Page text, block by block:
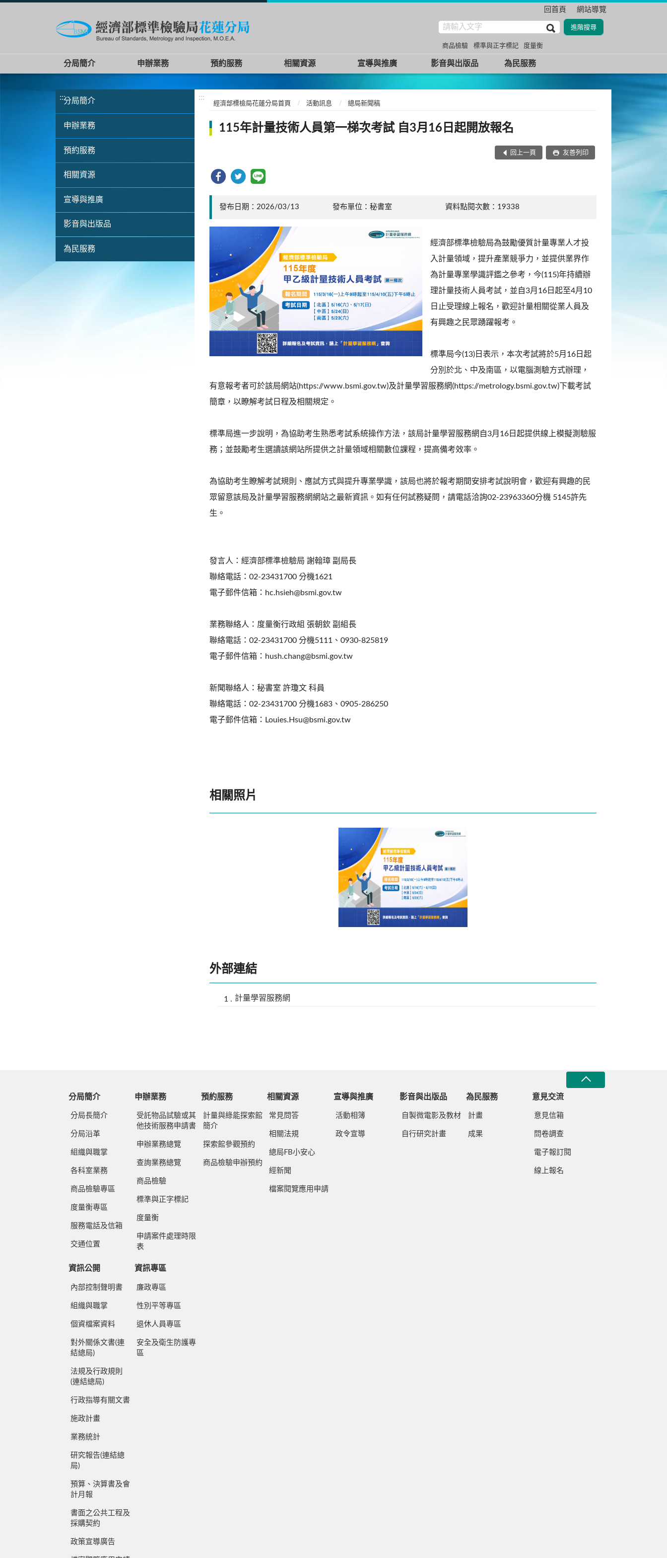
回首頁 網站導覽
商品檢驗 標準與正字標記 度量衡
分局簡介 申辦業務 預約服務 相關資源 宣導與推廣 影音與出版品 為民服務
:::分局簡介
申辦業務
預約服務
相關資源
宣導與推廣
影音與出版品
為民服務
:::
經濟部標檢局花蓮分局首頁 活動訊息 總局新聞稿
115年計量技術人員第一梯次考試 自3月16日起開放報名
回上一頁 友善列印
發布日期：2026/03/13 發布單位：秘書室 資料點閱次數：19338
經濟部標準檢驗局為鼓勵優質計量專業人才投
入計量領域，提升產業競爭力，並提供業界作
為計量專業學識評鑑之參考，今(115)年持續辦
理計量技術人員考試，並自3月16日起至4月10
日止受理線上報名，歡迎計量相關從業人員及
有興趣之民眾踴躍報考。
標準局今(13)日表示，本次考試將於5月16日起
分別於北、中及南區，以電腦測驗方式辦理，
有意報考者可於該局網站(https://www.bsmi.gov.tw)及計量學習服務網(https://metrology.bsmi.gov.tw)下載考試
簡章，以瞭解考試日程及相關規定。
標準局進一步說明，為協助考生熟悉考試系統操作方法，該局計量學習服務網自3月16日起提供線上模擬測驗服
務；並鼓勵考生選讀該網站所提供之計量領域相關數位課程，提高備考效率。
為協助考生瞭解考試規則、應試方式與提升專業學識，該局也將於報考期間安排考試說明會，歡迎有興趣的民
眾留意該局及計量學習服務網網站之最新資訊。如有任何試務疑問，請電話洽詢02-23963360分機 5145許先
生。
發言人：經濟部標準檢驗局 謝翰璋 副局長
聯絡電話：02-23431700 分機1621
電子郵件信箱：hc.hsieh@bsmi.gov.tw
業務聯絡人：度量衡行政組 張朝欽 副組長
聯絡電話：02-23431700 分機5111、0930-825819
電子郵件信箱：hush.chang@bsmi.gov.tw
新聞聯絡人：秘書室 許瓊文 科員
聯絡電話：02-23431700 分機1683、0905-286250
電子郵件信箱：Louies.Hsu@bsmi.gov.tw
相關照片
外部連結
計量學習服務網
分局簡介
分局長簡介
分局沿革
組織與職掌
各科室業務
商品檢驗專區
度量衡專區
服務電話及信箱
交通位置
申辦業務
受託物品試驗或其
他技術服務申請書
申辦業務總覽
查詢業務總覽
商品檢驗
標準與正字標記
度量衡
申請案件處理時限
表
預約服務
計量與綠能探索館
簡介
探索館參觀預約
商品檢驗申辦預約
相關資源
常見問答
相關法規
總局FB小安心
經新聞
檔案閱覽應用申請
宣導與推廣
活動相簿
政令宣導
影音與出版品
自製微電影及教材
自行研究計畫
為民服務
計畫
成果
意見交流
意見信箱
問卷調查
電子報訂閱
線上報名
資訊公開
內部控制聲明書
組織與職掌
個資檔案資料
對外關係文書(連
結總局)
法規及行政規則
(連結總局)
行政指導有關文書
施政計畫
業務統計
研究報告(連結總
局)
預算、決算書及會
計月報
書面之公共工程及
採購契約
政策宣導廣告
資訊專區
廉政專區
性別平等專區
退休人員專區
安全及衛生防護專
區